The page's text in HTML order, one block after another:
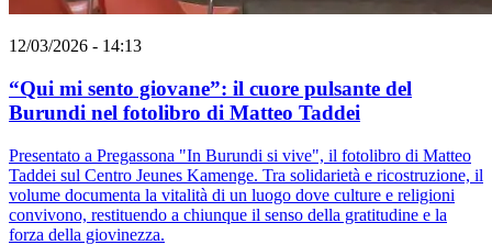
12/03/2026 - 14:13
“Qui mi sento giovane”: il cuore pulsante del
Burundi nel fotolibro di Matteo Taddei
Presentato a Pregassona "In Burundi si vive", il fotolibro di Matteo
Taddei sul Centro Jeunes Kamenge. Tra solidarietà e ricostruzione, il
volume documenta la vitalità di un luogo dove culture e religioni
convivono, restituendo a chiunque il senso della gratitudine e la
forza della giovinezza.